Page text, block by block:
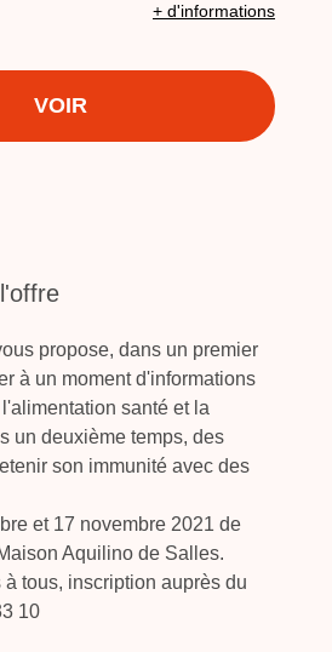
+ d'informations
VOIR
propose, dans un premier
à un moment d'informations
santé et la
un deuxième temps, des
son immunité avec des
et 17 novembre 2021 de
Aquilino de Salles.
à tous, inscription auprès du
10